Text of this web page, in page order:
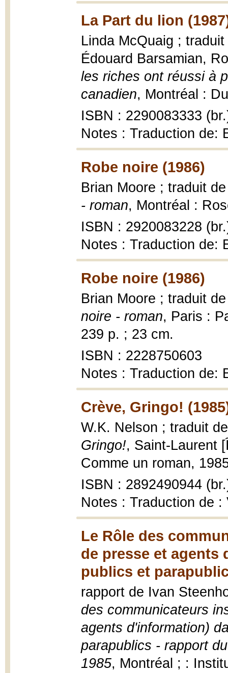
La Part du lion
Linda McQuaig ;
Édouard Barsamian,
les riches ont réussi à
canadien, Montréal :
ISBN : 2290083333
Notes : Traduction de:
Robe noire (1986)
Brian Moore ; traduit
- roman, Montréal :
ISBN : 2920083228
Notes : Traduction de:
Robe noire (1986)
Brian Moore ; traduit
noire - roman, Paris :
239 p. ; 23 cm.
ISBN : 2228750603
Notes : Traduction de:
Crève, Gringo!
W.K. Nelson ; traduit
Gringo!, Saint-Laurent
Comme un roman,
ISBN : 2892490944
Notes : Traduction de :
Le Rôle des
de presse et agents
publics et
rapport de Ivan
des communicateurs
agents d'information)
parapublics - rapport
1985, Montréal ; :